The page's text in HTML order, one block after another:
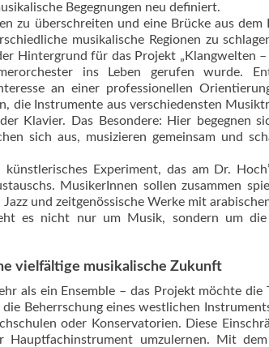
Begegnungen neu definiert.
zu überschreiten und eine Brücke aus
musikalische Regionen zu
Hintergrund für das Projekt „Klangwelten
ins Leben gerufen wurde.
an einer professionellen
die Instrumente aus verschiedensten
Klavier. Das Besondere: Hier begegnen
sich aus, musizieren gemeinsam und
Experiment, das am Dr.
MusikerInnen sollen zusammen
und zeitgenössische Werke mit
es nicht nur um Musik, sondern um die
vielfältige musikalische Zukunft
als ein Ensemble – das Projekt möchte
Beherrschung eines westlichen
oder Konservatorien. Diese
umzulernen. Mit